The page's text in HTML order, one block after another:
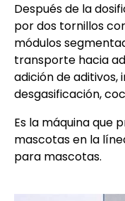
Después de la
por dos tornillos
módulos
transporte hacia
adición de aditivos,
desgasificación,
Es la máquina que
mascotas en la
para mascotas.